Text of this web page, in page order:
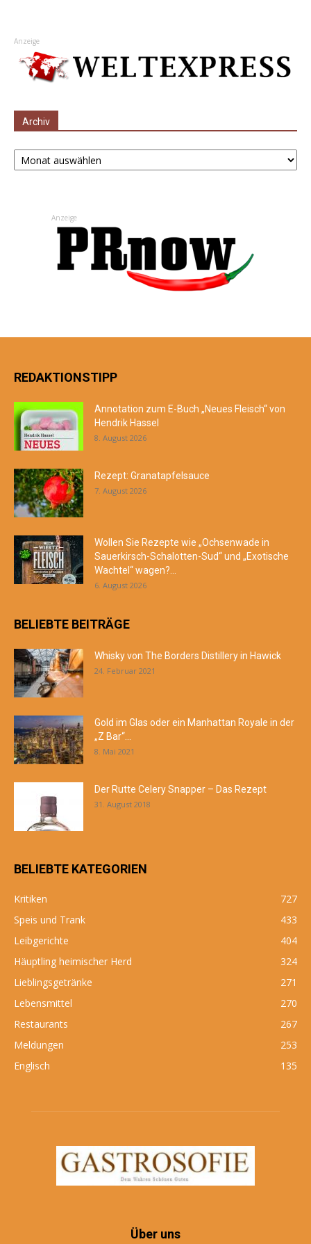
Anzeige
Archiv
Archiv
Anzeige
REDAKTIONSTIPP
Annotation zum E-Buch „Neues Fleisch“ von
Hendrik Hassel
8. August 2026
Rezept: Granatapfelsauce
7. August 2026
Wollen Sie Rezepte wie „Ochsenwade in
Sauerkirsch-Schalotten-Sud“ und „Exotische
Wachtel“ wagen?...
6. August 2026
BELIEBTE BEITRÄGE
Whisky von The Borders Distillery in Hawick
24. Februar 2021
Gold im Glas oder ein Manhattan Royale in der
„Z Bar“...
8. Mai 2021
Der Rutte Celery Snapper – Das Rezept
31. August 2018
BELIEBTE KATEGORIEN
Kritiken
727
Speis und Trank
433
Leibgerichte
404
Häuptling heimischer Herd
324
Lieblingsgetränke
271
Lebensmittel
270
Restaurants
267
Meldungen
253
Englisch
135
Über uns